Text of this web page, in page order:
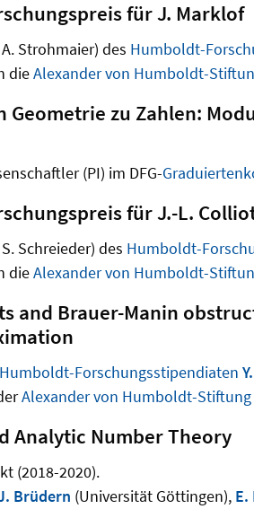
für J. Marklof
Strohmaier) des Humboldt-
dieAlexander von Humboldt-
Geometrie zu Zahlen:
(PI) im DFG-
für J.-L.
Schreieder) des Humboldt-
dieAlexander von Humboldt-
and Brauer-Manin
Humboldt-Forschungsstipendiaten
Alexander von Humboldt-Stiftung
Analytic Number Theory
(2018-2020).
Brüdern (Universität Göttingen), E.